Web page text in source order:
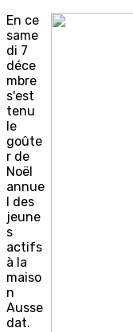
En ce
same
di 7
déce
mbre
s'est
tenu
le
goûte
r de
Noël
annue
l des
jeune
s
actifs
à la
maiso
n
Ausse
dat.